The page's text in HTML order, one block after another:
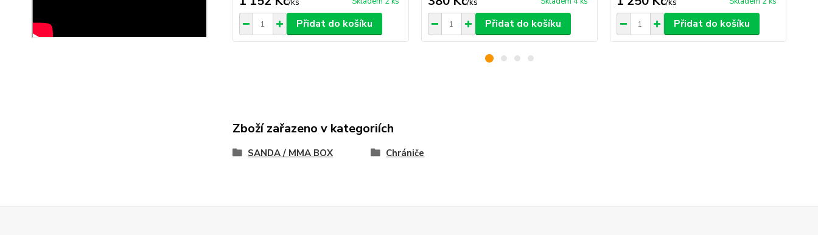
Přidat do košíku Přidat do košíku Přidat do košíku
Zboží zařazeno v kategoriích
SANDA / MMA BOX Chrániče